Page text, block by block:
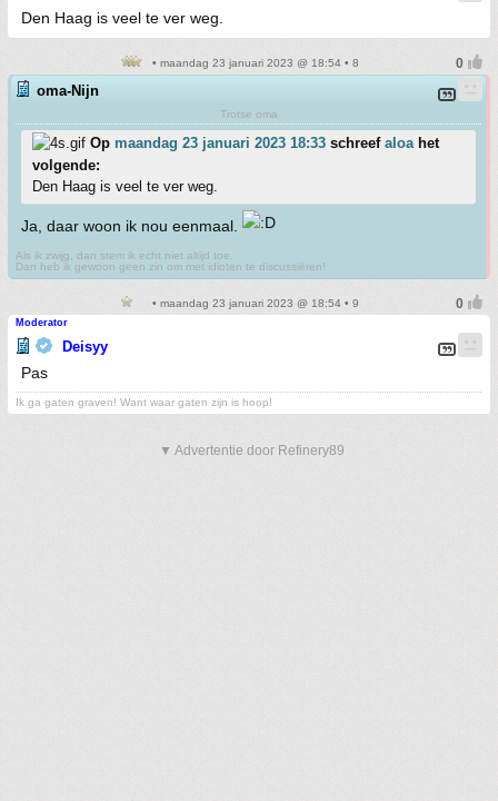
Den Haag is veel te ver weg.
• maandag 23 januari 2023 @ 18:54 • 8
oma-Nijn
Trotse oma
Op maandag 23 januari 2023 18:33 schreef aloahet
volgende:
Den Haag is veel te ver weg.
Ja, daar woon ik nou eenmaal.
Als ik zwijg, dan stem ik echt niet altijd toe.
Dan heb ik gewoon geen zin om met idioten te discussiëren!
• maandag 23 januari 2023 @ 18:54 • 9
Moderator
Deisyy
Pas
Ik ga gaten graven! Want waar gaten zijn is hoop!
▼ Advertentie door Refinery89